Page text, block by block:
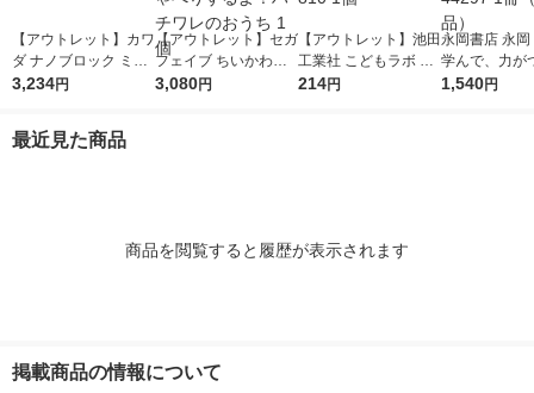
【アウトレット】カワ
ダ ナノブロック ミニ
ナノ ちいかわ（BO
3,234円
【アウトレット】セガ
フェイブ ちいかわ
あそびにおいでよ！お
3,080円
【アウトレット】池田
工業社 こどもラボ お
うちで事件!? 指紋を
214円
永岡書店 永岡
学んで、力が
ども日本地図
1,540円
最近見た商品
商品を閲覧すると履歴が表示されます
掲載商品の情報について